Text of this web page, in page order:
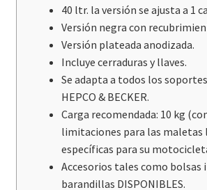
40 ltr. la versión se ajusta a 1
Versión negra con
Versión plateada anodizada.
Incluye cerraduras y llaves.
Se adapta a todos los
HEPCO & BECKER.
Carga recomendada: 10 kg
limitaciones para las maletas
específicas para su
Accesorios tales como bolsas
barandillas DISPONIBLES.